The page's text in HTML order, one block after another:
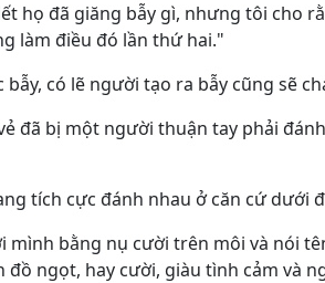
họ đã giăng bẫy gì, nhưng tôi cho
làm điều đó lần thứ hai."
có lẽ người tạo ra bẫy cũng sẽ
đã bị một người thuận tay phải
tích cực đánh nhau ở căn cứ dưới
bằng nụ cười trên môi và nói
ngọt, hay cười, giàu tình cảm và